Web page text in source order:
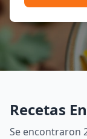
Recetas
Se encontraron